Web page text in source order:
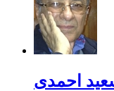
احمدی